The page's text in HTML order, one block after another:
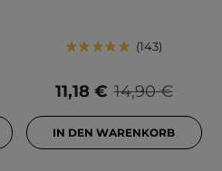
143
14,90 €
11,18 €
IN DEN WARENKORB